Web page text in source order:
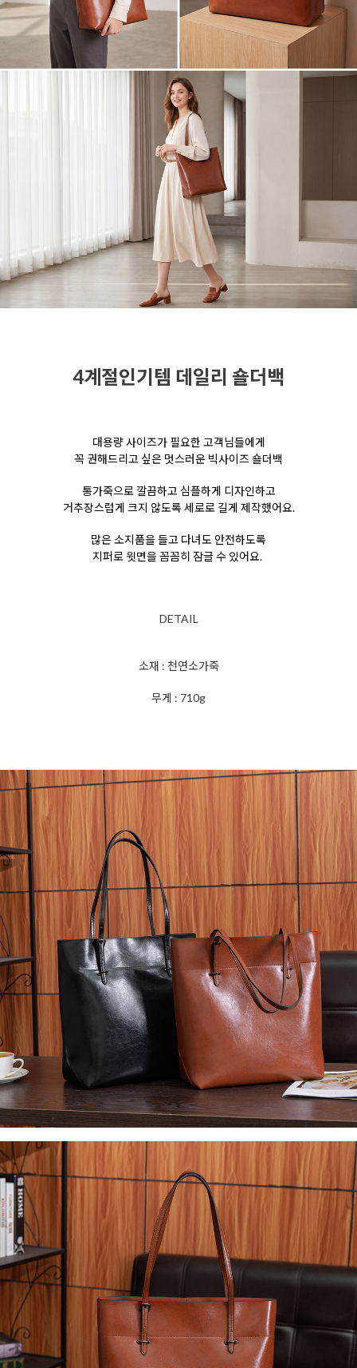
4계절인기템 데일리 숄더백
대용량 사이즈가 필요한 고객님들에게
꼭 권해드리고 싶은 멋스러운 빅사이즈 숄더백
통가죽으로 깔끔하고 심플하게 디자인하고
거추장스럽게 크지 않도록세로로 길게 제작했어요.
많은 소지품을 들고 다녀도 안전하도록
지퍼로 윗면을 꼼꼼히 잠글 수 있어요.
DETAIL
소재 : 천연소가죽
무게 : 710g